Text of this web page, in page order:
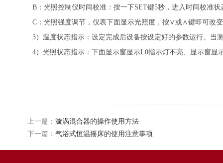
B：光照控制仪时间校准：按一下SET键5秒，进入时间校准
C：光照强度调节，仪表下面显示光照度，按∨或∧键即可改
3）温度状态指示：设定完成后设备按设定好的参数运行。
4）光照状态指示：下面显示窗显示L0指示灯不亮、显示窗
上一篇： 漩涡混合器的操作使用方法
下一篇： 气浴式恒温摇床的使用注意事项